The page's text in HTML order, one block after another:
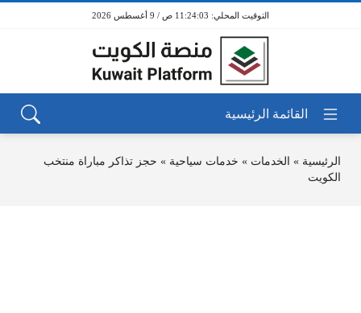
11:24:03 ص / 9 أغسطس 2026
الرئيسية » الخدمات » خدمات سياحية » حجز تذاكر مباراة منتخب
الكويت